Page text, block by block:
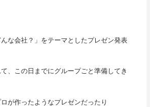
んな会社？」をテーマとしたプレゼン発表
、この日までにグループごと準備してき
が作ったようなプレゼンだったり